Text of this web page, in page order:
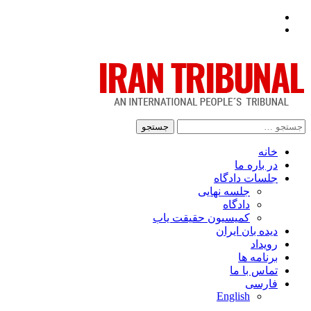
جستجو
خانه
در باره ما
جلسات دادگاه
جلسه نهایی
دادگاه
کمیسیون حقیقت یاب
دیده بان ایران
رویداد
برنامه ها
تماس با ما
فارسی
English